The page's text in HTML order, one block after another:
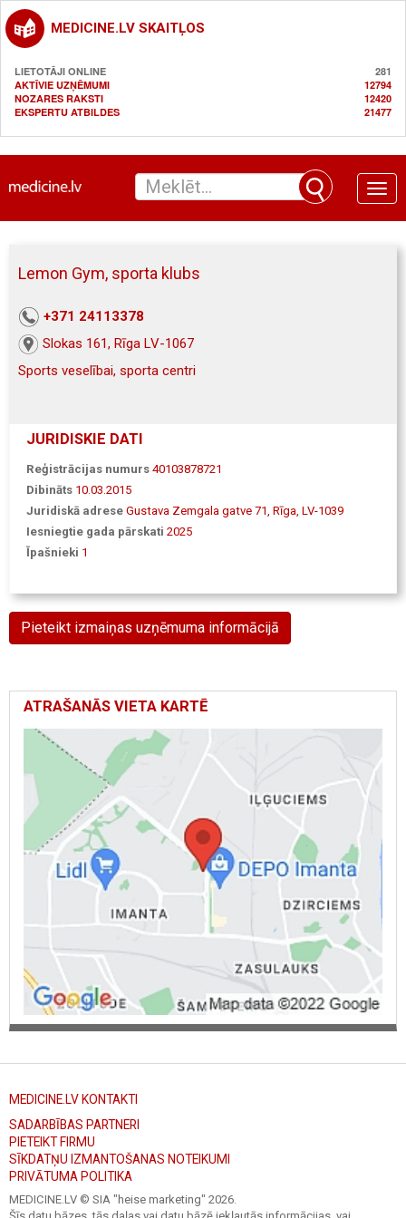
MEDICINE.LV SKAITĻOS
LIETOTĀJI ONLINE
281
AKTĪVIE UZŅĒMUMI
12794
NOZARES RAKSTI
12420
EKSPERTU ATBILDES
21477
Toggle
Lemon Gym, sporta klubs
+371 24113378
Slokas 161, Rīga LV-1067
Sports veselībai, sporta centri
JURIDISKIE DATI
Reģistrācijas numurs 40103878721
Dibināts 10.03.2015
Juridiskā adrese Gustava Zemgala gatve 71, Rīga, LV-1039
Iesniegtie gada pārskati 2025
Īpašnieki 1
Pieteikt izmaiņas uzņēmuma informācijā
ATRAŠANĀS VIETA KARTĒ
MEDICINE.LV KONTAKTI
SADARBĪBAS PARTNERI
PIETEIKT FIRMU
SĪKDATŅU IZMANTOŠANAS NOTEIKUMI
PRIVĀTUMA POLITIKA
MEDICINE.LV © SIA "heise marketing" 2026.